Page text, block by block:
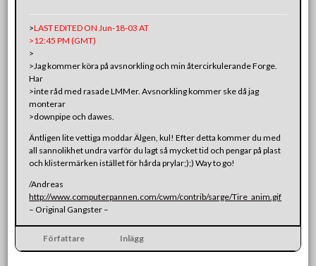
>LAST EDITED ON Jun-18-03 AT
>12:45 PM (GMT)
>
>Jag kommer köra på avsnorkling och min återcirkulerande Forge.
Har
>inte råd med rasade LMMer. Avsnorkling kommer ske då jag
monterar
>downpipe och dawes.
Äntligen lite vettiga moddar Älgen, kul! Efter detta kommer du med
all sannolikhet undra varför du lagt så mycket tid och pengar på plast
och klistermärken istället för hårda prylar;);) Way to go!
/Andreas
http://www.computerpannen.com/cwm/contrib/sarge/Tire_anim.gif
– Original Gangster –
Författare Inlägg